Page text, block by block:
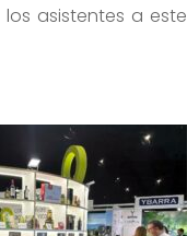
asistentes a este